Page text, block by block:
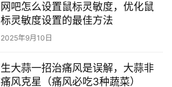
网吧怎么设置鼠标灵敏度，优化鼠
标灵敏度设置的最佳方法
2025年9月10日
生大蒜一招治痛风是误解，大蒜非
痛风克星（痛风必吃3种蔬菜）